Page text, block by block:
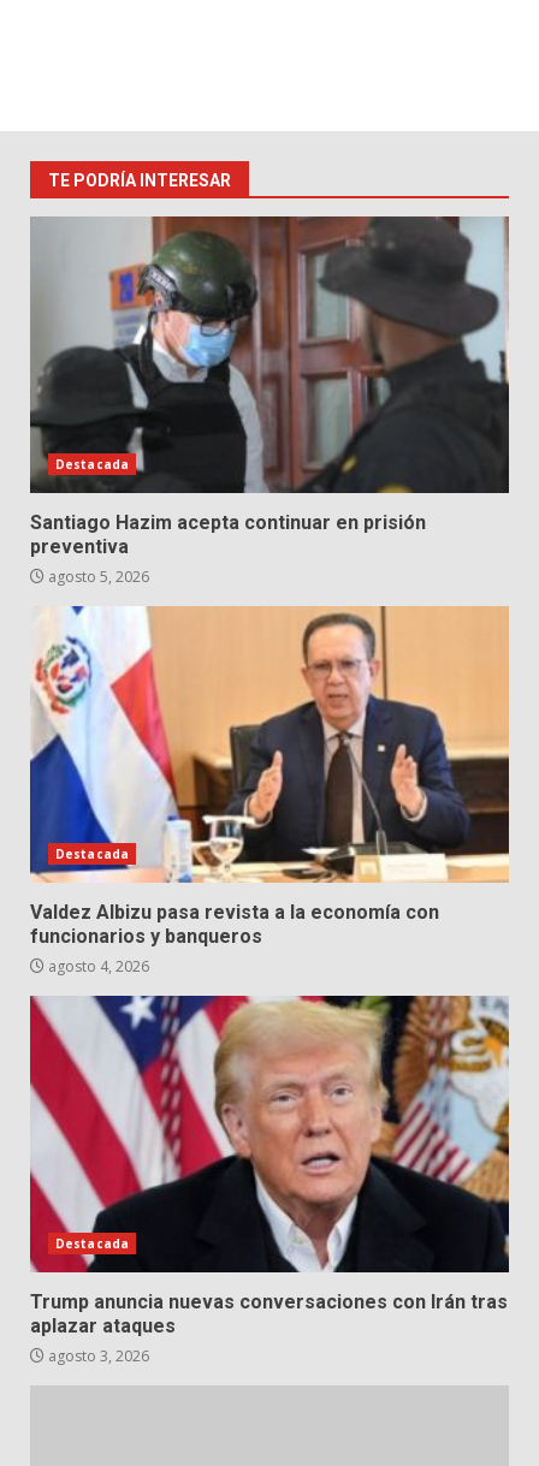
TE PODRÍA INTERESAR
Destacada
Santiago Hazim acepta continuar en prisión
preventiva
agosto 5, 2026
Destacada
Valdez Albizu pasa revista a la economía con
funcionarios y banqueros
agosto 4, 2026
Destacada
Trump anuncia nuevas conversaciones con Irán tras
aplazar ataques
agosto 3, 2026